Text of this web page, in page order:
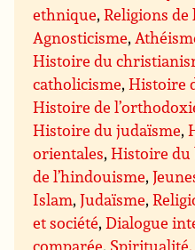
ethnique,Religions de
Agnosticisme,
Histoire du
catholicisme,Histoire
Histoire de
Histoire du judaïsme,
orientales,Histoire du
de l’hindouisme,
Islam,Judaïsme,
et société,Dialogue
comparée, Spiritualité,